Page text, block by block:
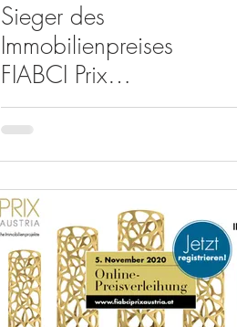
Sieger des
Immobilienpreises
FIABCI Prix
d’Excellence
wurden prämiert